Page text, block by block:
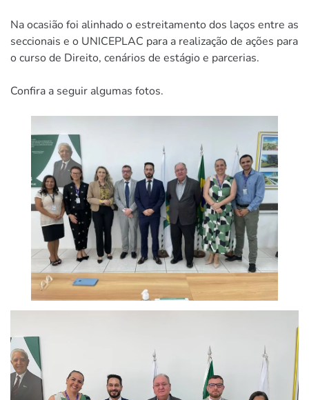
Na ocasião foi alinhado o estreitamento dos laços entre as
seccionais e o UNICEPLAC para a realização de ações para
o curso de Direito, cenários de estágio e parcerias.
Confira a seguir algumas fotos.